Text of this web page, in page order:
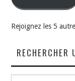
Rejoignez les 5
RECHERCHER